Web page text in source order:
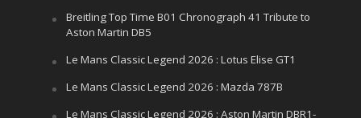
Breitling Top Time B01 Chronograph 41 Tribute to
Aston Martin DB5
Le Mans Classic Legend 2026 : Lotus Elise GT1
Le Mans Classic Legend 2026 : Mazda 787B
Le Mans Classic Legend 2026 : Aston Martin DBR1-